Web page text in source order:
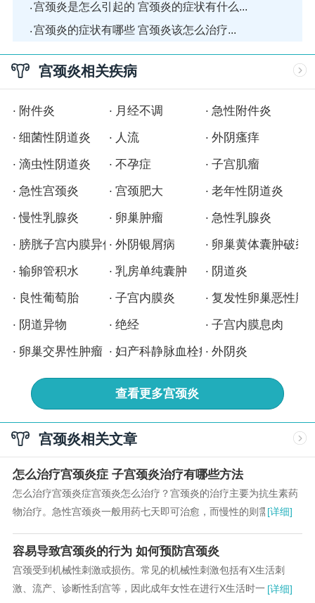
宫颈炎是怎么引起的 宫颈炎的症状有什么...
宫颈炎的症状有哪些 宫颈炎该怎么治疗...
宫颈炎相关疾病
附件炎 月经不调
急性附件炎
细菌性阴道炎
人流
外阴瘙痒
滴虫性阴道炎
不孕症
子宫肌瘤
急性宫颈炎
宫颈肥大
老年性阴道炎
慢性乳腺炎
卵巢肿瘤
急性乳腺炎
膀胱子宫内膜异位症外阴银屑病
卵巢黄体囊肿破裂
输卵管积水
乳房单纯囊肿
阴道炎
良性葡萄胎
子宫内膜炎
复发性卵巢恶性肿
阴道异物
绝经
子宫内膜息肉
卵巢交界性肿瘤
妇产科静脉血栓病 外阴炎
查看更多宫颈炎
宫颈炎相关文章
怎么治疗宫颈炎症 子宫颈炎治疗有哪些方法
怎么治疗宫颈炎症宫颈炎怎么治疗？宫颈炎的治疗主要为抗生素药
物治疗。急性宫颈炎一般用药七天即可治愈，而慢性的则需要冷
[详细]
容易导致宫颈炎的行为 如何预防宫颈炎
宫颈受到机械性刺激或损伤。常见的机械性刺激包括有X生活刺
激、流产、诊断性刮宫等，因此成年女性在进行X生活时一定要做
[详细]